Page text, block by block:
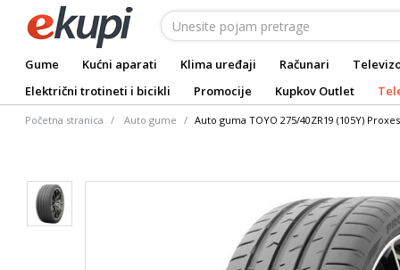
Gume Kućni aparati Klima uređaji Računari
Električni trotineti i bicikli
Promocije Kupkov Outlet
Početna stranica Auto gume Auto guma TOYO 275/40ZR19 (105Y)